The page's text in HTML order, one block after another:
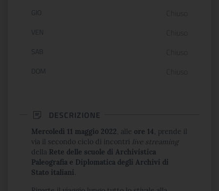
GIO
VEN
SAB
DOM
DESCRIZIONE
Mercoledì 11 maggio 2022, alle ore 14, prende il
via il secondo ciclo di incontri live streaming
della Rete delle scuole di Archivistica
Paleografia e Diplomatica degli Archivi di
Stato italiani.